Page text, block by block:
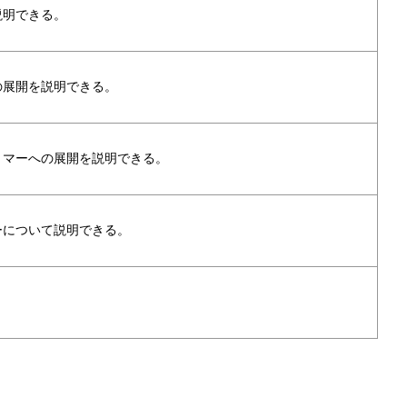
できる。
開を説明できる。
ーへの展開を説明できる。
ついて説明できる。